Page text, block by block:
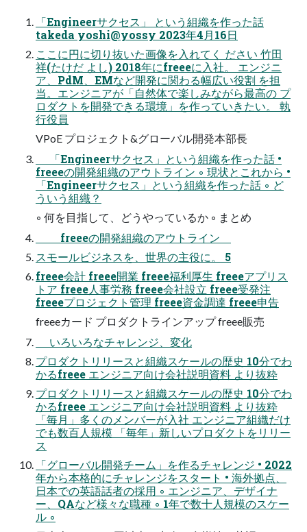
「Engineerサクセス」 という組織を作った話
takeda yoshi@yossy 2023年4⽉16⽇
ここに円に切り抜いた画像を入れてく ださい ⽵⽥
祥(たけだ よし) 2018年にfreeeに⼊社。 エンジニ
ア、PdM、EMなど開発に関わる幅広い役割 を担
当。エンジニアが「⾃然体で楽しみながら最⾼の プ
ロダクトを開発できる環境」を作っていきたい。 執
⾏役員
VPoE プロジェクト&グローバル開発本部⻑
「Engineerサクセス」という組織を作った話 •
freeeの開発組織のアウトライン ◦ 現状とこれから •
「Engineerサクセス」という組織を作った話 ◦ ど
ういう組織？
◦ 何を⽬指して、どうやっているか ◦ まとめ
freeeの開発組織のアウトライン
スモールビジネスを、世界の主役に。 5
freee会計 freee開業 freee福利厚⽣ freeeアプリス
トア freee⼈事労務 freee会社設⽴ freee受発注
freeeプロジェクト管理 freee資⾦調達 freee申告
freeeカード プロダクトラインアップ freee販売
いろいろなチャレンジ、変化
プロダクトリリースと組織スケールの歴史 10分でわ
かるfreee エンジニア向け会社説明資料 より抜粋
プロダクトリリースと組織スケールの歴史 10分でわ
かるfreee エンジニア向け会社説明資料 より抜粋
「毎⽉」多くのメンバーが⼊社 エンジニア組織だけ
でも数百⼈規模 「毎年」新しいプロダクトをリリー
ス
「グローバル開発チーム」を作るチャレンジ • 2022
年から本格的にチャレンジをスタート • 海外拠点、
⽇本での英語話者の採⽤ ◦ エンジニア、デザイナ
ー、QAなど様々な職種 ◦ 1年で数⼗⼈規模のスケー
ル ◦